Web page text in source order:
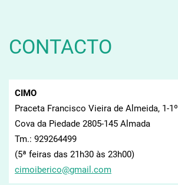
CONTACTO
CIMO
Praceta Francisco Vieira de Almeida, 1-1º
Cova da Piedade 2805-145 Almada
Tm.: 929264499
(5ª feiras das 21h30 às 23h00)
cimoiberico@gmai l.com